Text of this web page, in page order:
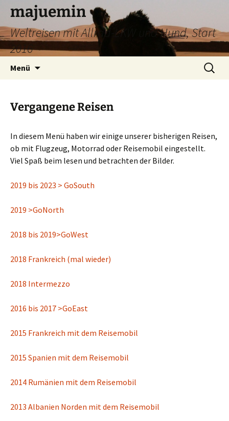
Zum
Inhalt
springen
majuemin
Weltreisen mit Allrad-LKW und Hund, Start
2016
Menü
Suchen
nach:
Vergangene Reisen
In diesem Menü haben wir einige unserer bisherigen Reisen,
ob mit Flugzeug, Motorrad oder Reisemobil eingestellt.
Viel Spaß beim lesen und betrachten der Bilder.
2019 bis 2023 > GoSouth
2019 >GoNorth
2018 bis 2019>GoWest
2018 Frankreich (mal wieder)
2018 Intermezzo
2016 bis 2017 >GoEast
2015 Frankreich mit dem Reisemobil
2015 Spanien mit dem Reisemobil
2014 Rumänien mit dem Reisemobil
2013 Albanien Norden mit dem Reisemobil